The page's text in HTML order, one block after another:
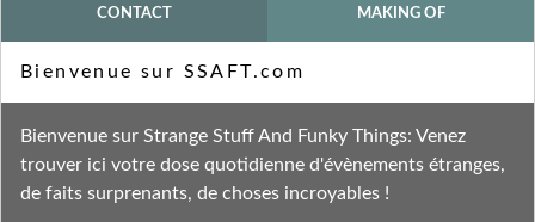
CONTACT MAKING OF
Fil des commentaires
Bienvenue sur SSAFT.com
Bienvenue sur Strange Stuff And Funky Things: Venez
trouver ici votre dose quotidienne d'évènements étranges,
de faits surprenants, de choses incroyables !